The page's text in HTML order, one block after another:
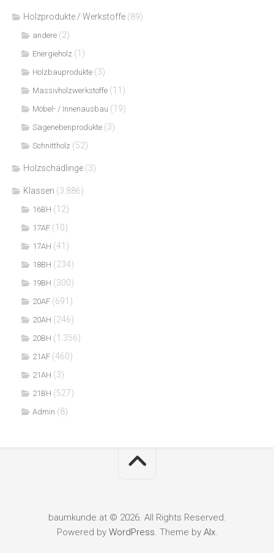
Holzprodukte / Werkstoffe (89)
andere (2)
Energieholz (1)
Holzbauprodukte (3)
Massivholzwerkstoffe (11)
Möbel- / Innenausbau (19)
Sägenebenprodukte (3)
Schnittholz (52)
Holzschädlinge (3)
Klassen (3.886)
16BH (12)
17AF (10)
17AH (41)
18BH (234)
19BH (300)
20AF (691)
20AH (246)
20BH (1.356)
21AF (460)
21AH (3)
21BH (527)
Admin (8)
baumkunde.at © 2026. All Rights Reserved.
Powered by WordPress. Theme by Alx.